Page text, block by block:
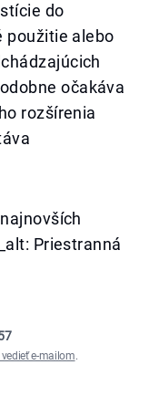
do
použitie alebo
očakáva
rozšírenia
Priestranná
e-mailom.